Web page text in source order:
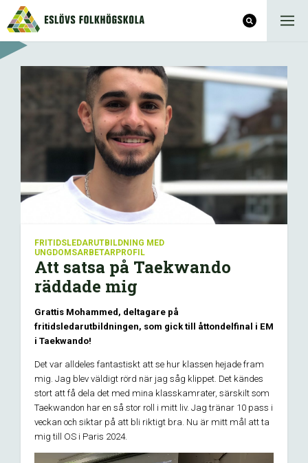
FRITIDSLEDARUTBILDNING MED
UNGDOMSARBETARPROFIL
Att satsa på Taekwando
räddade mig
Grattis Mohammed, deltagare på
fritidsledarutbildningen, som gick till åttondelfinal i EM
i Taekwando!
Det var alldeles fantastiskt att se hur klassen hejade fram
mig. Jag blev väldigt rörd när jag såg klippet. Det kändes
stort att få dela det med mina klasskamrater, särskilt som
Taekwandon har en så stor roll i mitt liv. Jag tränar 10 pass i
veckan och siktar på att bli riktigt bra. Nu är mitt mål att ta
mig till OS i Paris 2024.
Videospelare